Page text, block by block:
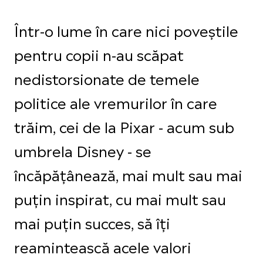
Într-o lume în care nici poveștile
pentru copii n-au scăpat
nedistorsionate de temele
politice ale vremurilor în care
trăim, cei de la Pixar - acum sub
umbrela Disney - se
încăpățânează, mai mult sau mai
puțin inspirat, cu mai mult sau
mai puțin succes, să îți
reamintească acele valori